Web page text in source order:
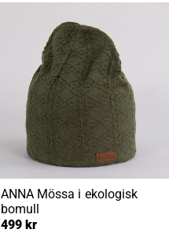
ANNA Mössa i ekologisk
bomull
499 kr